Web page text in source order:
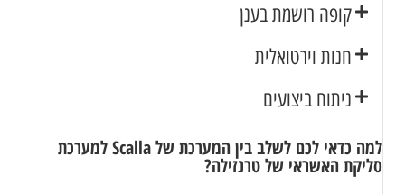
קופה רושמת בענן
חנות וירטואלית
ניתוח ביצועים
למה כדאי לכם לשלב בין המערכת של Scalla למערכת
סליקת האשראי של טרנזילה?